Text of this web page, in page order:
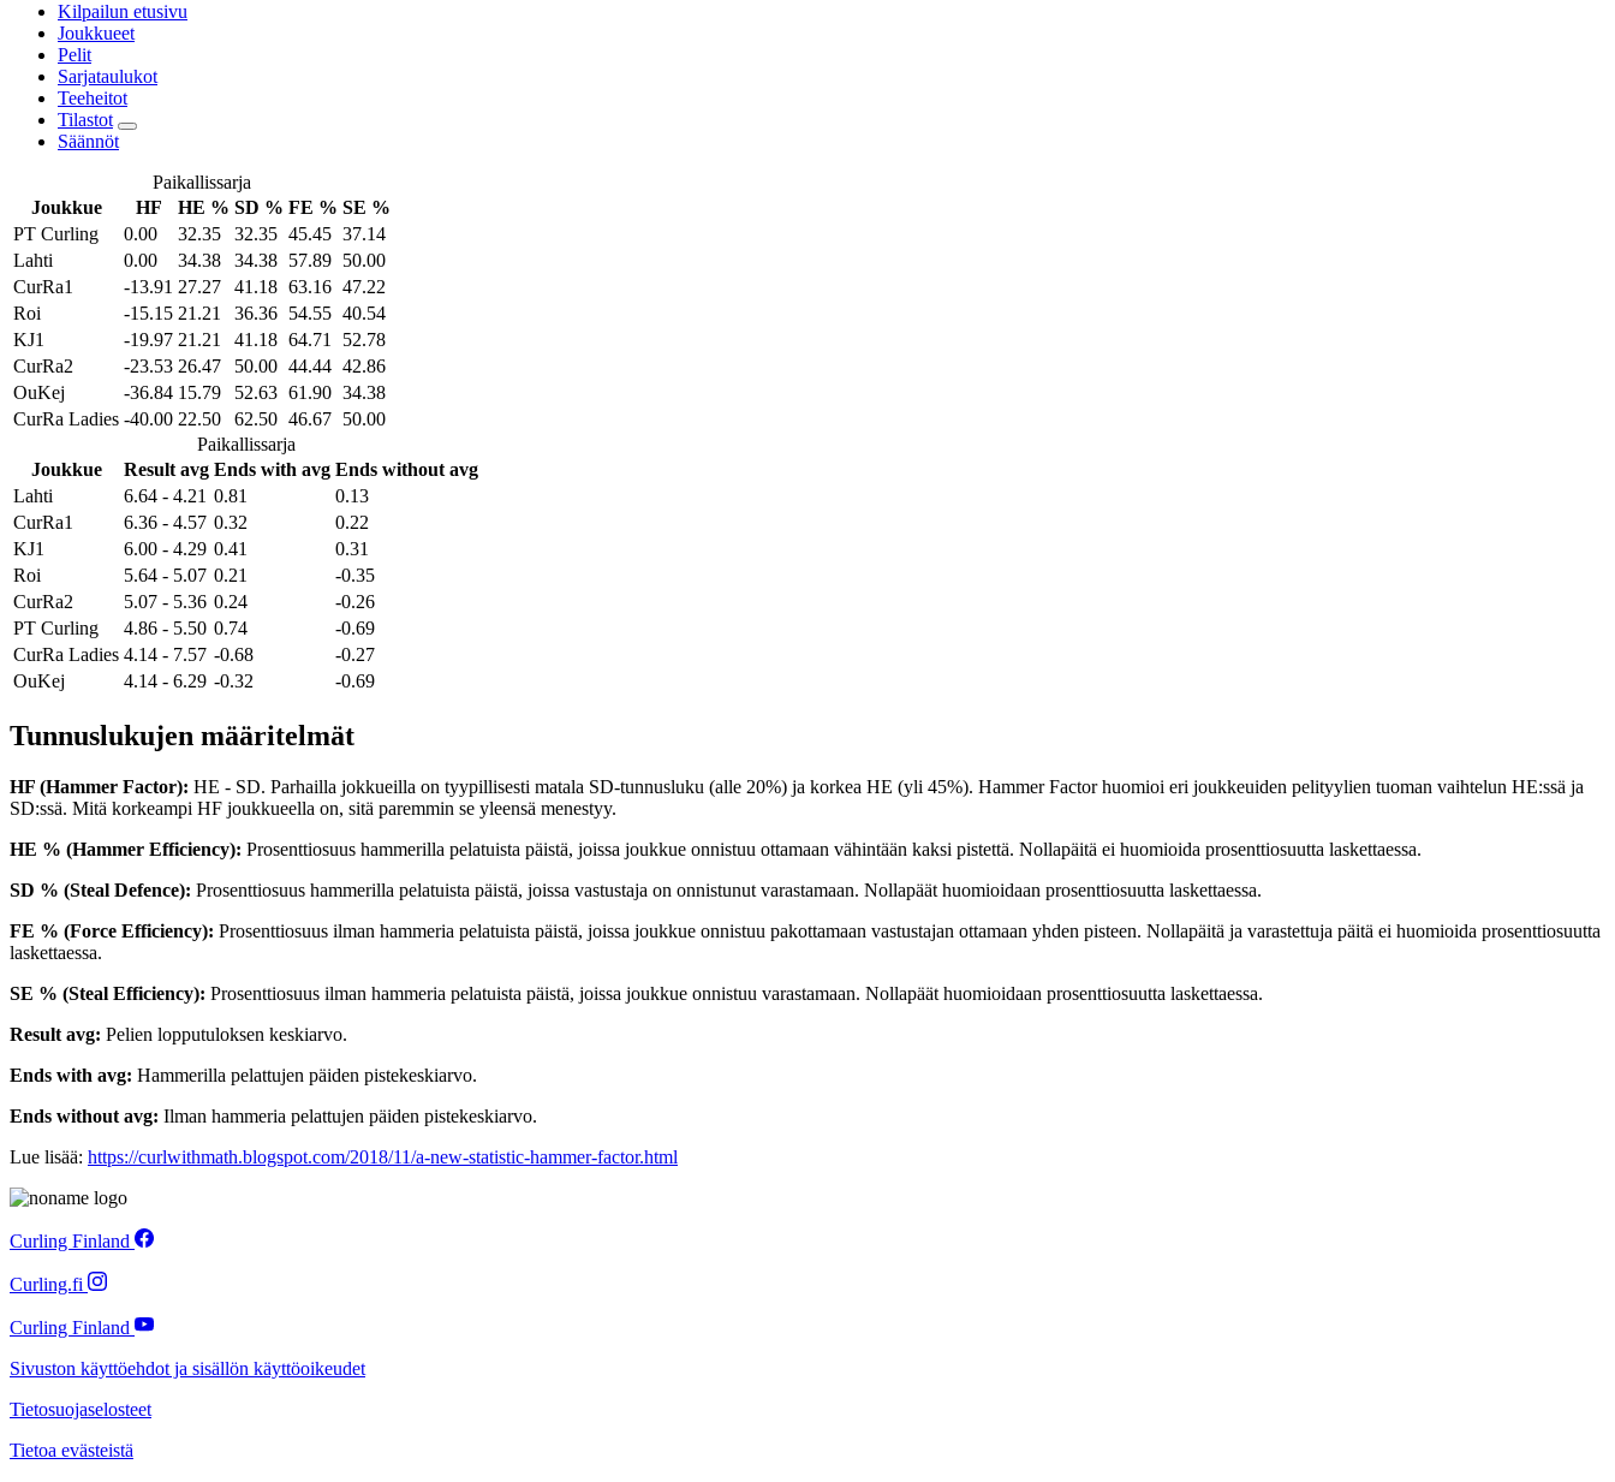
Kilpailun etusivu
Joukkueet
Pelit
Sarjataulukot
Teeheitot
Tilastot
Säännöt
Paikallissarja
Joukkue
HF HE % SD % FE % SE %
PT Curling
0.00 32.35 32.35 45.45 37.14
Lahti
0.00 34.38 34.38 57.89 50.00
CurRa1
-13.91 27.27 41.18 63.16 47.22
Roi
-15.15 21.21 36.36 54.55 40.54
KJ1
-19.97 21.21 41.18 64.71
52.78
CurRa2
-23.53 26.47 50.00 44.44 42.86
OuKej
-36.84 15.79 52.63 61.90 34.38
CurRa Ladies -40.00 22.50 62.50 46.67 50.00
Paikallissarja
Joukkue
Result avg Ends with avg Ends without avg
Lahti
6.64 - 4.21 0.81
0.13
CurRa1
6.36 - 4.57 0.32
0.22
KJ1
6.00 - 4.29 0.41
0.31
Roi
5.64 - 5.07 0.21
-0.35
CurRa2
5.07 - 5.36 0.24
-0.26
PT Curling
4.86 - 5.50 0.74
-0.69
CurRa Ladies 4.14 - 7.57 -0.68
-0.27
OuKej
4.14 - 6.29 -0.32 -0.69
Tunnuslukujen määritelmät
HF (Hammer Factor): HE - SD. Parhailla jokkueilla on tyypillisesti matala SD-tunnusluku (alle 20%) ja korkea HE (yli 45%). Hammer Factor huomioi eri joukkeuiden pelityylien tuoman vaihtelun HE:ssä ja
SD:ssä. Mitä korkeampi HF joukkueella on, sitä paremmin se yleensä menestyy.
HE % (Hammer Efficiency): Prosenttiosuus hammerilla pelatuista päistä, joissa joukkue onnistuu ottamaan vähintään kaksi pistettä. Nollapäitä ei huomioida prosenttiosuutta laskettaessa.
SD % (Steal Defence): Prosenttiosuus hammerilla pelatuista päistä, joissa vastustaja on onnistunut varastamaan. Nollapäät huomioidaan prosenttiosuutta laskettaessa.
FE % (Force Efficiency): Prosenttiosuus ilman hammeria pelatuista päistä, joissa joukkue onnistuu pakottamaan vastustajan ottamaan yhden pisteen. Nollapäitä ja varastettuja päitä ei huomioida prosenttiosuutta
laskettaessa.
SE % (Steal Efficiency): Prosenttiosuus ilman hammeria pelatuista päistä, joissa joukkue onnistuu varastamaan. Nollapäät huomioidaan prosenttiosuutta laskettaessa.
Result avg: Pelien lopputuloksen keskiarvo.
Ends with avg: Hammerilla pelattujen päiden pistekeskiarvo.
Ends without avg: Ilman hammeria pelattujen päiden pistekeskiarvo.
Lue lisää: https://curlwithmath.blogspot.com/2018/11/a-new-statistic-hammer-factor.html
Curling Finland
Curling.fi
Curling Finland
Sivuston käyttöehdot ja sisällön käyttöoikeudet
Tietosuojaselosteet
Tietoa evästeistä